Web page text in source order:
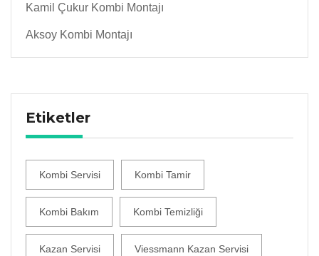
Kamil Çukur Kombi Montajı
Aksoy Kombi Montajı
Etiketler
Kombi Servisi Kombi Tamir
Kombi Bakım Kombi Temizliği
Kazan Servisi Viessmann Kazan Servisi